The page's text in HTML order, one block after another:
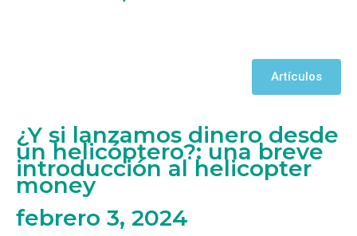
Artículos
¿Y si lanzamos dinero desde
un helicóptero?: una breve
introducción al helicopter
money
febrero 3, 2024